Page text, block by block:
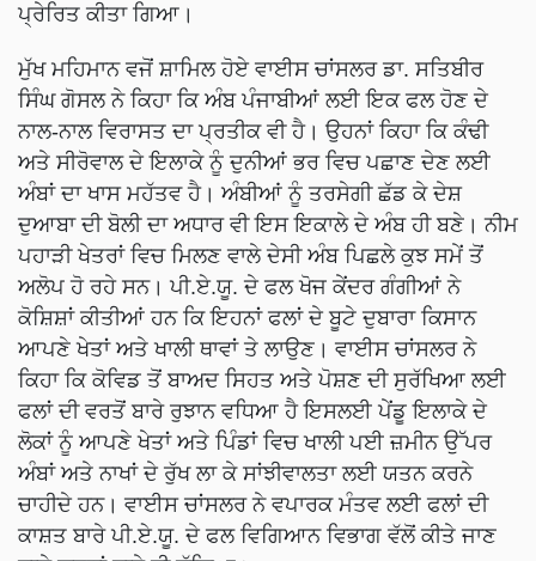
ਪ੍ਰੇਰਿਤ ਕੀਤਾ ਗਿਆ।
ਮੁੱਖ ਮਹਿਮਾਨ ਵਜੋਂ ਸ਼ਾਮਿਲ ਹੋਏ ਵਾਈਸ ਚਾਂਸਲਰ ਡਾ. ਸਤਿਬੀਰ
ਸਿੰਘ ਗੋਸਲ ਨੇ ਕਿਹਾ ਕਿ ਅੰਬ ਪੰਜਾਬੀਆਂ ਲਈ ਇਕ ਫਲ ਹੋਣ ਦੇ
ਨਾਲ-ਨਾਲ ਵਿਰਾਸਤ ਦਾ ਪ੍ਰਤੀਕ ਵੀ ਹੈ। ਉਹਨਾਂ ਕਿਹਾ ਕਿ ਕੰਢੀ
ਅਤੇ ਸੀਰੋਵਾਲ ਦੇ ਇਲਾਕੇ ਨੂੰ ਦੁਨੀਆਂ ਭਰ ਵਿਚ ਪਛਾਣ ਦੇਣ ਲਈ
ਅੰਬਾਂ ਦਾ ਖਾਸ ਮਹੱਤਵ ਹੈ। ਅੰਬੀਆਂ ਨੂੰ ਤਰਸੇਗੀ ਛੱਡ ਕੇ ਦੇਸ਼
ਦੁਆਬਾ ਦੀ ਬੋਲੀ ਦਾ ਅਧਾਰ ਵੀ ਇਸ ਇਕਾਲੇ ਦੇ ਅੰਬ ਹੀ ਬਣੇ। ਨੀਮ
ਪਹਾੜੀ ਖੇਤਰਾਂ ਵਿਚ ਮਿਲਣ ਵਾਲੇ ਦੇਸੀ ਅੰਬ ਪਿਛਲੇ ਕੁਝ ਸਮੇਂ ਤੋਂ
ਅਲੋਪ ਹੋ ਰਹੇ ਸਨ। ਪੀ.ਏ.ਯੂ. ਦੇ ਫਲ ਖੋਜ ਕੇਂਦਰ ਗੰਗੀਆਂ ਨੇ
ਕੋਸ਼ਿਸ਼ਾਂ ਕੀਤੀਆਂ ਹਨ ਕਿ ਇਹਨਾਂ ਫਲਾਂ ਦੇ ਬੂਟੇ ਦੁਬਾਰਾ ਕਿਸਾਨ
ਆਪਣੇ ਖੇਤਾਂ ਅਤੇ ਖਾਲੀ ਥਾਵਾਂ ਤੇ ਲਾਉਣ। ਵਾਈਸ ਚਾਂਸਲਰ ਨੇ
ਕਿਹਾ ਕਿ ਕੋਵਿਡ ਤੋਂ ਬਾਅਦ ਸਿਹਤ ਅਤੇ ਪੋਸ਼ਣ ਦੀ ਸੁਰੱਖਿਆ ਲਈ
ਫਲਾਂ ਦੀ ਵਰਤੋਂ ਬਾਰੇ ਰੁਝਾਨ ਵਧਿਆ ਹੈ ਇਸਲਈ ਪੇਂਡੂ ਇਲਾਕੇ ਦੇ
ਲੋਕਾਂ ਨੂੰ ਆਪਣੇ ਖੇਤਾਂ ਅਤੇ ਪਿੰਡਾਂ ਵਿਚ ਖਾਲੀ ਪਈ ਜ਼ਮੀਨ ਉੱਪਰ
ਅੰਬਾਂ ਅਤੇ ਨਾਖਾਂ ਦੇ ਰੁੱਖ ਲਾ ਕੇ ਸਾਂਝੀਵਾਲਤਾ ਲਈ ਯਤਨ ਕਰਨੇ
ਚਾਹੀਦੇ ਹਨ। ਵਾਈਸ ਚਾਂਸਲਰ ਨੇ ਵਪਾਰਕ ਮੰਤਵ ਲਈ ਫਲਾਂ ਦੀ
ਕਾਸ਼ਤ ਬਾਰੇ ਪੀ.ਏ.ਯੂ. ਦੇ ਫਲ ਵਿਗਿਆਨ ਵਿਭਾਗ ਵੱਲੋਂ ਕੀਤੇ ਜਾਣ